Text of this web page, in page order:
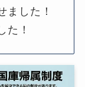
ました！
た！